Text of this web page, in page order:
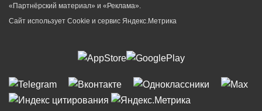
«Партнёрский материал» и «Реклама».
Сайт использует Cookie и сервиc Яндекс.Метрика